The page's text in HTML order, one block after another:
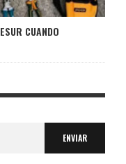
CUANDO